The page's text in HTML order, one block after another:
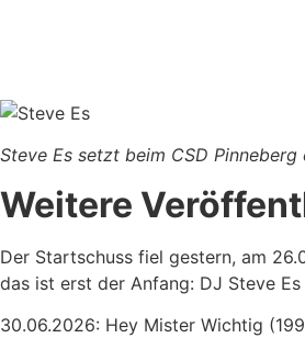
Steve Es setzt beim CSD
Weitere
Der Startschuss fiel gestern, am
das ist erst der Anfang: DJ Steve
30.06.2026: Hey Mister Wichtig